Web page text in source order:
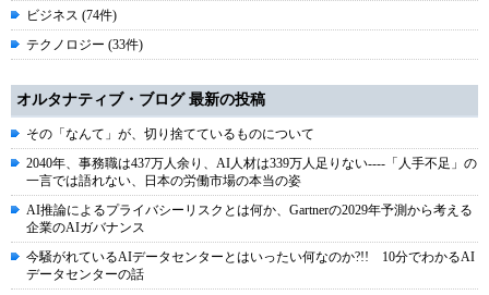
ビジネス (74件)
テクノロジー (33件)
オルタナティブ・ブログ 最新の投稿
その「なんて」が、切り捨てているものについて
2040年、事務職は437万人余り、AI人材は339万人足りない----「人手不足」の
一言では語れない、日本の労働市場の本当の姿
AI推論によるプライバシーリスクとは何か、Gartnerの2029年予測から考える
企業のAIガバナンス
今騒がれているAIデータセンターとはいったい何なのか?!! 10分でわかるAI
データセンターの話